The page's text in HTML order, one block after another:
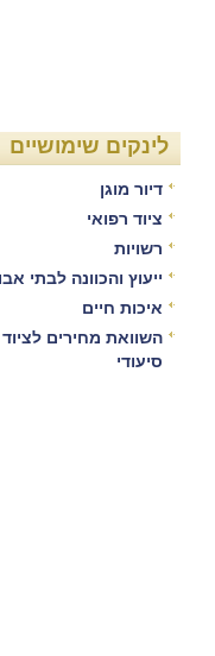
לינקים שימושיים
דיור מוגן
ציוד רפואי
רשויות
ייעוץ והכוונה לבתי
איכות חיים
השוואת מחירים לציוד
סיעודי